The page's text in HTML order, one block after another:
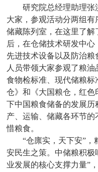
研究院总经理助理张
大家，参观活动分两组
储藏陈列室，在这里了
后，在仓储技术研发中
先进技术设备以及防治
人员带领大家参观了粮
食物检标准、现代储粮
仓》和《大国粮仓，红
下中国粮食储备的发展
产、运输、储藏各环节
惜粮食。
“仓廪实，天下安”，
安民生之策。中储粮积极
业发展的核心支撑力量”